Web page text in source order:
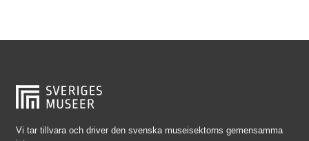
Vi tar tillvara och driver den svenska museisektorns gemensamma